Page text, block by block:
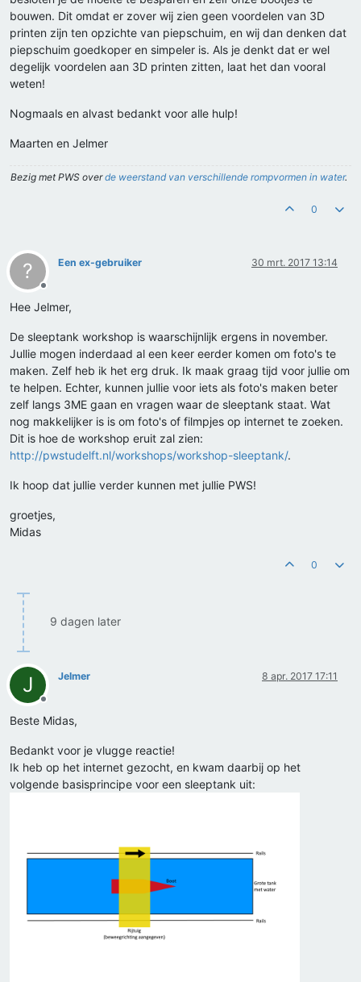
bouwen. Dit omdat er zover wij zien geen voordelen van 3D
printen zijn ten opzichte van piepschuim, en wij dan denken dat
piepschuim goedkoper en simpeler is. Als je denkt dat er wel
degelijk voordelen aan 3D printen zitten, laat het dan vooral
weten!
Nogmaals en alvast bedankt voor alle hulp!
Maarten en Jelmer
Bezig met PWS overde weerstand van verschillende rompvormen in water.
0
?
Offline
Een ex-gebruiker 30 mrt. 2017 13:14
Hee Jelmer,
De sleeptank workshop is waarschijnlijk ergens in november.
Jullie mogen inderdaad al een keer eerder komen om foto's te
maken. Zelf heb ik het erg druk. Ik maak graag tijd voor jullie om
te helpen. Echter, kunnen jullie voor iets als foto's maken beter
zelf langs 3ME gaan en vragen waar de sleeptank staat. Wat
nog makkelijker is is om foto's of filmpjes op internet te zoeken.
Dit is hoe de workshop eruit zal zien:
http://pwstudelft.nl/workshops/workshop-sleeptank/.
Ik hoop dat jullie verder kunnen met jullie PWS!
groetjes,
Midas
0
9 dagen later
J
Offline
Jelmer 8 apr. 2017 17:11
Beste Midas,
Bedankt voor je vlugge reactie!
Ik heb op het internet gezocht, en kwam daarbij op het
volgende basisprincipe voor een sleeptank uit: